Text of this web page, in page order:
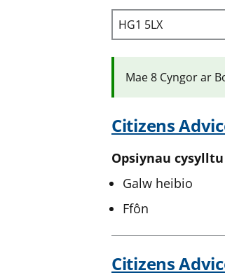
Mae 8 Cyngor ar
Citizens
Opsiynau cysylltu
Galw heibio
Ffôn
Citizens